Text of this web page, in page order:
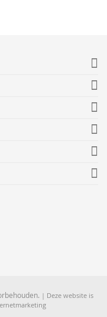
| Deze website is